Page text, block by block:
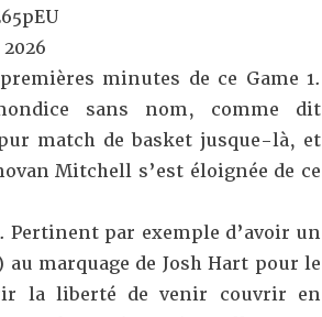
minutes de ce Game 1.
sans nom, comme dit
match de basket jusque-là, et
Mitchell s’est éloignée de ce
par exemple d’avoir un
marquage de Josh Hart pour le
la liberté de venir couvrir en